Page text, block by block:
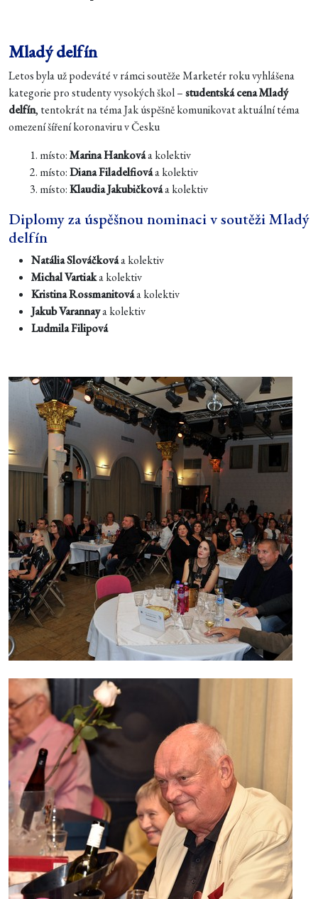
Mladý delfín
Letos byla už podeváté v rámci soutěže Marketér roku vyhlášena
kategorie pro studenty vysokých škol –studentská cena Mladý
delfín, tentokrát na téma Jak úspěšně komunikovat aktuální téma
omezení šíření koronaviru v Česku
1. místo:Marina Hankováa kolektiv
2. místo:Diana Filadelfiováa kolektiv
3. místo:Klaudia Jakubičkováa kolektiv
Diplomy za úspěšnou nominaci v soutěži Mladý
delfín
Natália Slováčkováa kolektiv
Michal Vartiaka kolektiv
Kristina Rossmanitováa kolektiv
Jakub Varannaya kolektiv
Ludmila Filipová